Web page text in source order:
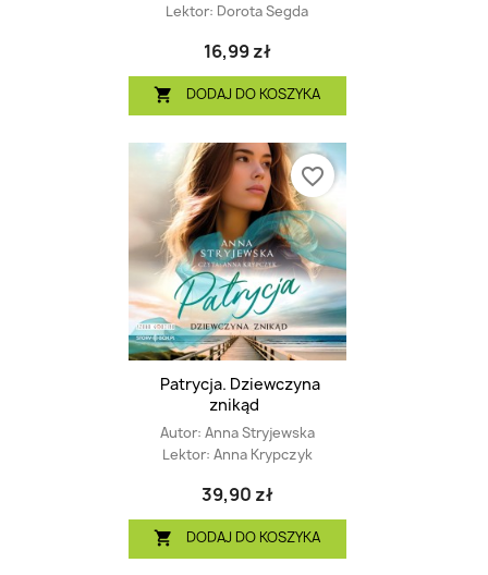
Lektor: Dorota Segda
16,99 zł
 DODAJ DO KOSZYKA
Patrycja. Dziewczyna
znikąd
Autor: Anna Stryjewska
Lektor: Anna Krypczyk
39,90 zł
 DODAJ DO KOSZYKA
favorite_border